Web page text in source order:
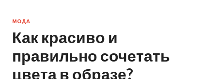
МОДА
Как красиво и
правильно сочетать
цвета в образе?